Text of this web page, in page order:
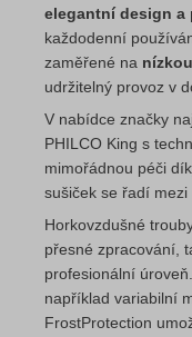
elegantní design a
každodenní
zaměřené na
udržitelný provoz v
V nabídce značky
PHILCO King s
mimořádnou péči
sušiček se řadí mezi
Horkovzdušné
přesné zpracování,
profesionální
například variabilní
FrostProtection